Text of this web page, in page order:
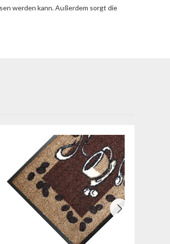
werden kann. Außerdem sorgt die